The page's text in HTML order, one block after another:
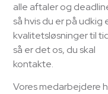
alle aftaler og
så hvis du er på udkig
kvalitetsløsninger til
så er det os, du skal
kontakte.
Vores medarbejdere